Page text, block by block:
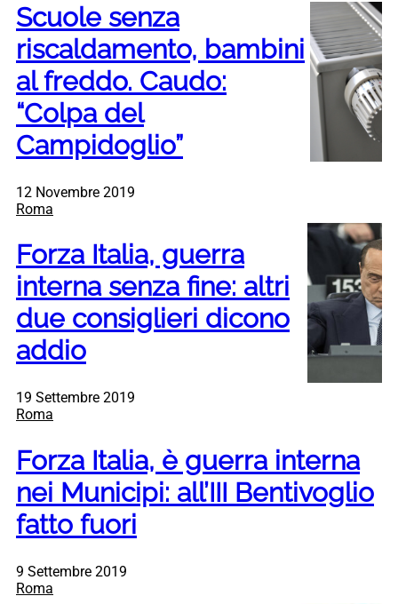
Scuole senza
riscaldamento, bambini
al freddo. Caudo:
“Colpa del
Campidoglio”
12 Novembre 2019
Roma
Forza Italia, guerra
interna senza fine: altri
due consiglieri dicono
addio
19 Settembre 2019
Roma
Forza Italia, è guerra interna
nei Municipi: all’III Bentivoglio
fatto fuori
9 Settembre 2019
Roma